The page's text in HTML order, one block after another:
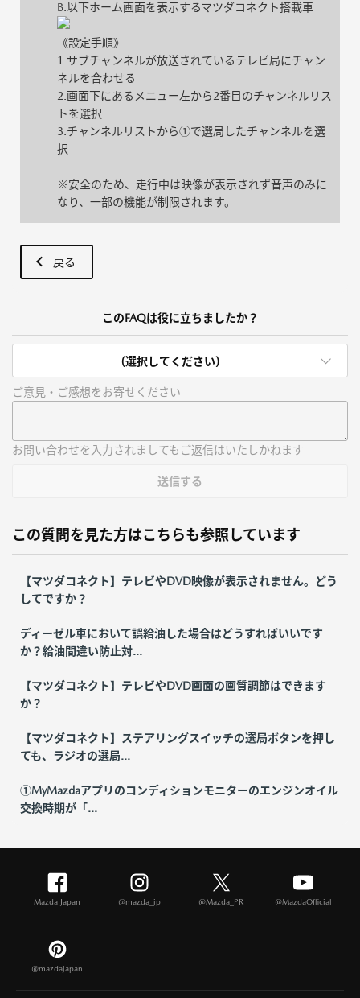
B.以下ホーム画面を表示するマツダコネクト搭載車
《設定手順》
1.サブチャンネルが放送されているテレビ局にチャン
ネルを合わせる
2.画面下にあるメニュー左から2番目のチャンネルリス
トを選択
3.チャンネルリストから①で選局したチャンネルを選
択
※安全のため、走行中は映像が表示されず音声のみに
なり、一部の機能が制限されます。
戻る
このFAQは役に立ちましたか？
(選択してください)
ご意見・ご感想をお寄せください
お問い合わせを入力されましてもご返信はいたしかねます
送信する
この質問を見た方はこちらも参照しています
【マツダコネクト】テレビやDVD映像が表示されません。どう
してですか？
ディーゼル車において誤給油した場合はどうすればいいです
か？給油間違い防止対...
【マツダコネクト】テレビやDVD画面の画質調節はできます
か？
【マツダコネクト】ステアリングスイッチの選局ボタンを押し
ても、ラジオの選局...
①MyMazdaアプリのコンディションモニターのエンジンオイル
交換時期が「...
Mazda Japan @mazda_jp @Mazda_PR @MazdaOfficial
@mazdajapan